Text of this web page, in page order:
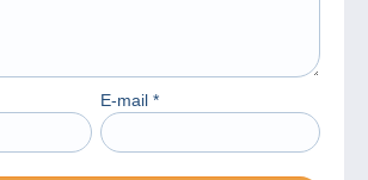
E-mail *